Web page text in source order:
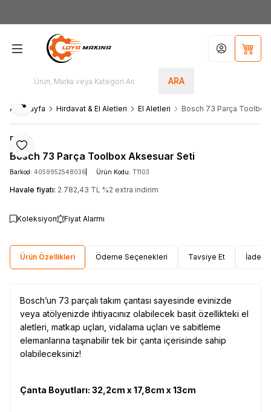
ARA
Hesabım
Ana Sayfa Hırdavat & El Aletleri El Aletleri Bosch 73 Parça
Favoriye Ekle
Paylaş
Bosch
Bosch 73 Parça Toolbox Aksesuar Seti
Barkod: 4059952548036 Ürün Kodu: T1103
Havale fiyatı: 2.782,43 TL %2 extra indirim
Koleksiyon Fiyat Alarmı
Ürün Özellikleri Ödeme Seçenekleri Tavsiye Et İade
Bosch’un 73 parçalı takım çantası sayesinde evinizde
veya atölyenizde ihtiyacınız olabilecek basit özellikteki el
aletleri, matkap uçları, vidalama uçları ve sabitleme
elemanlarına taşınabilir tek bir çanta içerisinde sahip
olabileceksiniz!
Çanta Boyutları: 32,2cm x 17,8cm x 13cm